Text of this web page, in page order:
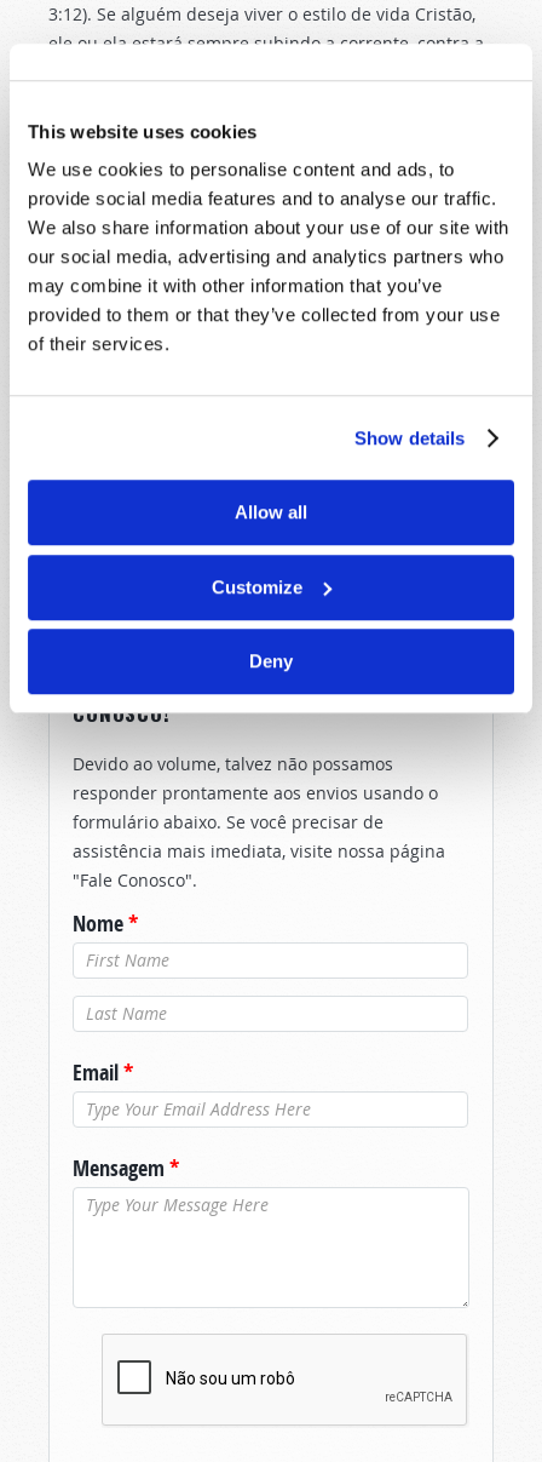
This website uses cookies
We use cookies to personalise content and ads, to
provide social media features and to analyse our traffic.
We also share information about your use of our site with
our social media, advertising and analytics partners who
may combine it with other information that you’ve
provided to them or that they’ve collected from your use
of their services.
Show details
Allow all
Customize
Deny
3:12). Se alguém deseja viver o estilo de vida Cristão,
ele ou ela estará sempre subindo a corrente, contra a
juventude exigiram que permanecêssemos com eles
até que fossem concluídos. O mesmo princípio se
aplica à vida Cristã. Jesus disse que “quem perseverar
até ao fim, esse será salvo.” (Marcos 13:13). A
transmissão, a revista e os guias de estudo do Mundo
De Amanhã sobre tópicos bíblicos estão disponíveis
gratuitamente para ajudá-lo a atravessar o "caminho
COMPARTILHE SEUS PENSAMENTOS
CONOSCO!
Devido ao volume, talvez não possamos
responder prontamente aos envios usando o
formulário abaixo. Se você precisar de
assistência mais imediata, visite nossa página
"Fale Conosco".
Nome*
Último nome
*
Email*
Mensagem *